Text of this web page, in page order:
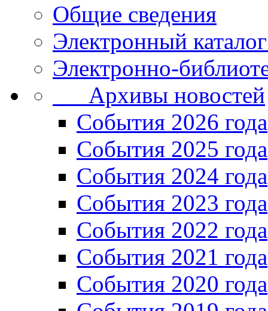
Общие сведения
Электронный
Электронно-
Архивы новостей
Cобытия 2026 года
События 2025 года
События 2024 года
События 2023 года
Cобытия 2022 года
Cобытия 2021 года
События 2020 года